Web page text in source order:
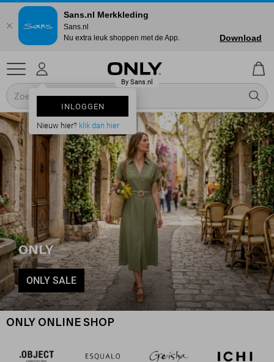
INLOGGEN
Nieuw hier? klik dan hier
ONLY
ONLY SALE
ONLY ONLINE SHOP
Sans.nl Merkkleding
Sans.nl
Nu extra leuk shoppen met de App.
Download